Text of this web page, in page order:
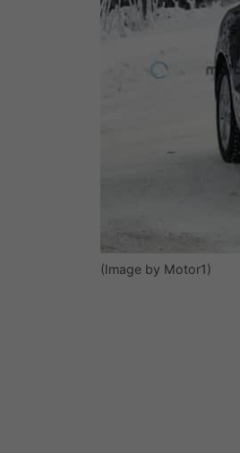
(Image by Motor1)